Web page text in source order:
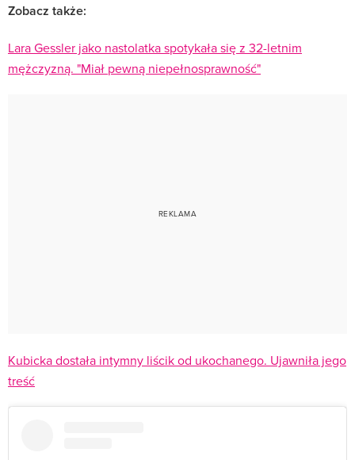
Zobacz także:
Lara Gessler jako nastolatka spotykała się z 32-letnim
mężczyzną. "Miał pewną niepełnosprawność"
Kubicka dostała intymny liścik od ukochanego. Ujawniła jego
treść